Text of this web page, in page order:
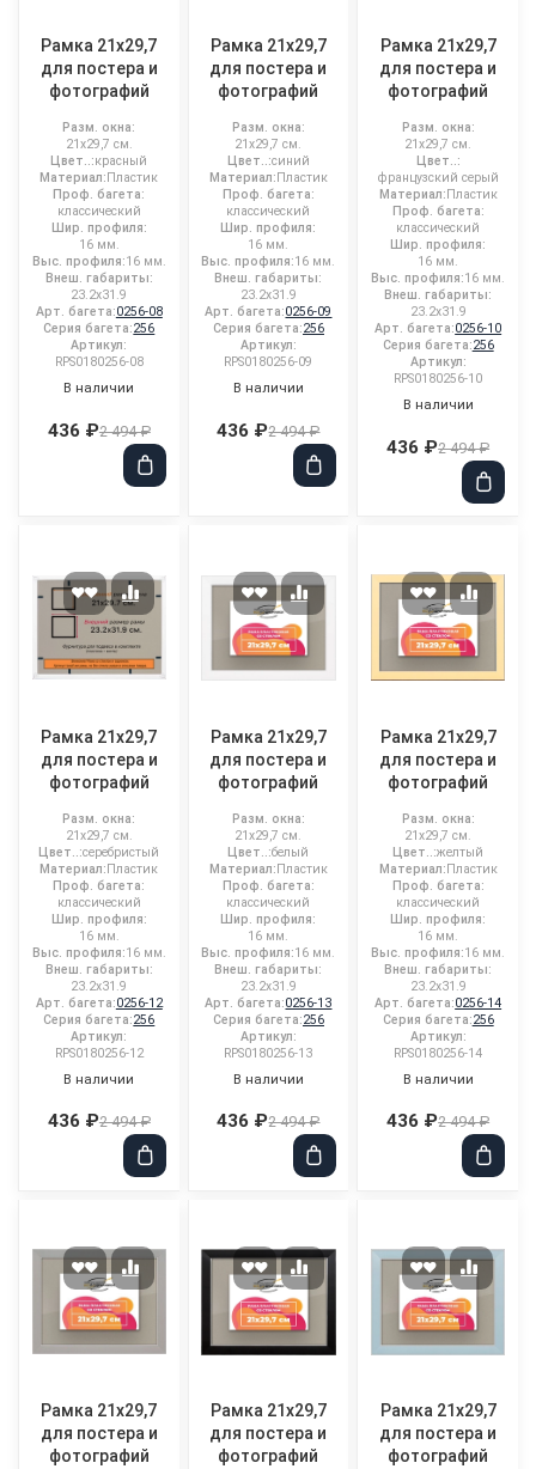
Рамка 21x29,7
для постера и
фотографий
Разм. окна:
21x29,7 см.
Цвет..:красный
Материал: Пластик
Проф. багета:
классический
Шир. профиля:
16 мм.
Выс. профиля:16 мм.
Внеш. габариты:
23.2x31.9
Арт. багета:0256-08
Серия багета:256
Артикул:
RPS0180256-08
В наличии
436 ₽2 494 ₽
Рамка 21x29,7
для постера и
фотографий
Разм. окна:
21x29,7 см.
Цвет..:синий
Материал: Пластик
Проф. багета:
классический
Шир. профиля:
16 мм.
Выс. профиля:16 мм.
Внеш. габариты:
23.2x31.9
Арт. багета:0256-09
Серия багета:256
Артикул:
RPS0180256-09
В наличии
436 ₽2 494 ₽
Рамка 21x29,7
для постера и
фотографий
Разм. окна:
21x29,7 см.
Цвет..:
французский серый
Материал: Пластик
Проф. багета:
классический
Шир. профиля:
16 мм.
Выс. профиля:16 мм.
Внеш. габариты:
23.2x31.9
Арт. багета:0256-10
Серия багета:256
Артикул:
RPS0180256-10
В наличии
436 ₽2 494 ₽
Рамка 21x29,7
для постера и
фотографий
Разм. окна:
21x29,7 см.
Цвет..:серебристый
Материал:Пластик
Проф. багета:
классический
Шир. профиля:
16 мм.
Выс. профиля:16 мм.
Внеш. габариты:
23.2x31.9
Арт. багета:0256-12
Серия багета:256
Артикул:
RPS0180256-12
В наличии
436 ₽2 494 ₽
Рамка 21x29,7
для постера и
фотографий
Разм. окна:
21x29,7 см.
Цвет..:белый
Материал:Пластик
Проф. багета:
классический
Шир. профиля:
16 мм.
Выс. профиля:16 мм.
Внеш. габариты:
23.2x31.9
Арт. багета:0256-13
Серия багета:256
Артикул:
RPS0180256-13
В наличии
436 ₽2 494 ₽
Рамка 21x29,7
для постера и
фотографий
Разм. окна:
21x29,7 см.
Цвет..:желтый
Материал:Пластик
Проф. багета:
классический
Шир. профиля:
16 мм.
Выс. профиля:16 мм.
Внеш. габариты:
23.2x31.9
Арт. багета:0256-14
Серия багета:256
Артикул:
RPS0180256-14
В наличии
436 ₽2 494 ₽
Рамка 21x29,7
для постера и
фотографий
Рамка 21x29,7
для постера и
фотографий
Рамка 21x29,7
для постера и
фотографий